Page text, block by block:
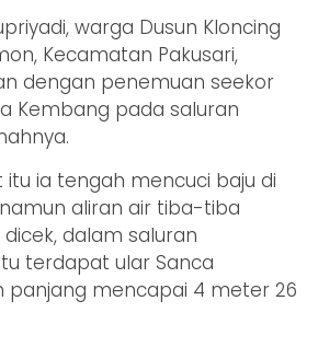
warga Dusun Kloncing
Kecamatan Pakusari,
dengan penemuan seekor
Kembang pada saluran
itu ia tengah mencuci baju di
aliran air tiba-tiba
dalam saluran
terdapat ular Sanca
panjang mencapai 4 meter 26